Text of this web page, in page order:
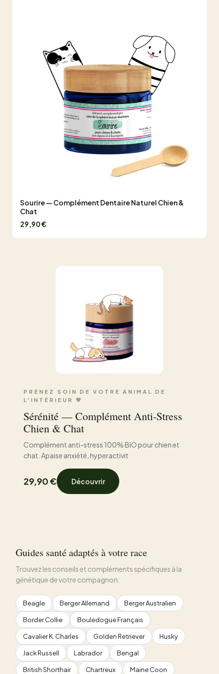
Sourire — Complément Dentaire Naturel Chien &
Chat
29,90 €
PRENEZ SOIN DE VOTRE ANIMAL DE
L'INTÉRIEUR 💚
Sérénité — Complément Anti-Stress
Chien & Chat
Complément anti-stress 100% BIO pour chien et
chat. Apaise anxiété, hyperactivit
29,90 € Découvrir
Guides santé adaptés à votre race
Trouvez les conseils et compléments spécifiques à la
génétique de votre compagnon.
Beagle Berger Allemand Berger Australien
Border Collie Bouledogue Français
Cavalier K. Charles Golden Retriever Husky
Jack Russell Labrador Bengal
British Shorthair Chartreux Maine Coon